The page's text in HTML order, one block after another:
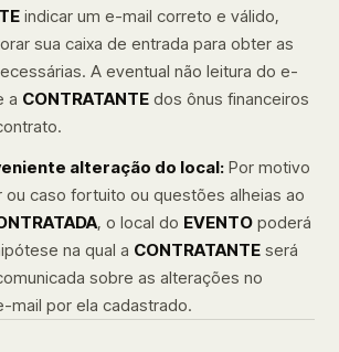
indicar um e-mail correto e válido,
sua caixa de entrada para obter as
A eventual não leitura do e-
a CONTRATANTE dos ônus financeiros
alteração do local: Por motivo
ou caso fortuito ou questões alheias ao
, o local do EVENTO poderá
na qual a CONTRATANTE será
sobre as alterações no
mail por ela cadastrado.